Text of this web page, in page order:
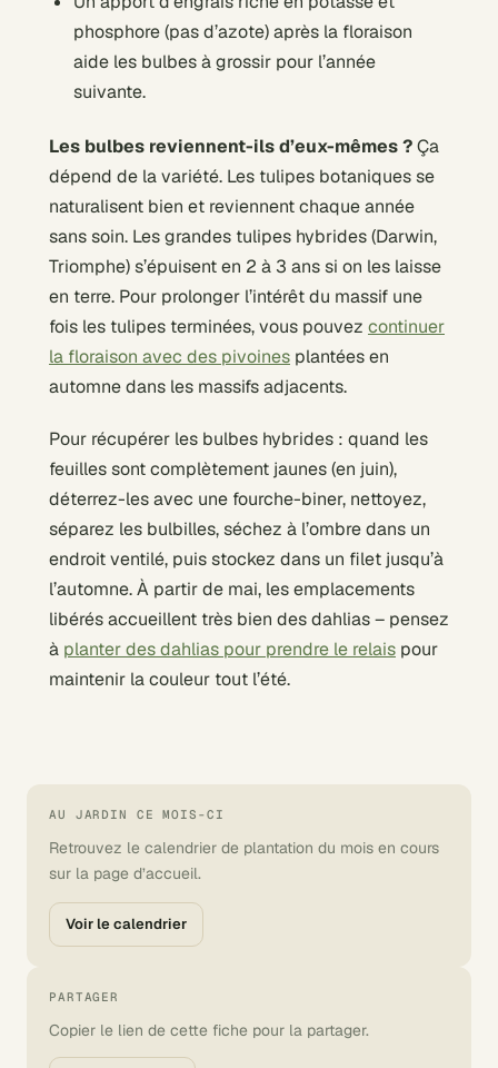
phosphore (pas d’azote) après la floraison
aide les bulbes à grossir pour l’année
suivante.
Les bulbes reviennent-ils d’eux-mêmes ?Ça
dépend de la variété. Les tulipes botaniques se
naturalisent bien et reviennent chaque année
sans soin. Les grandes tulipes hybrides (Darwin,
Triomphe) s’épuisent en 2 à 3 ans si on les laisse
en terre. Pour prolonger l’intérêt du massif une
fois les tulipes terminées, vous pouvez continuer
la floraison avec des pivoines plantées en
automne dans les massifs adjacents.
Pour récupérer les bulbes hybrides : quand les
feuilles sont complètement jaunes (en juin),
déterrez-les avec une fourche-biner, nettoyez,
séparez les bulbilles, séchez à l’ombre dans un
endroit ventilé, puis stockez dans un filet jusqu’à
l’automne. À partir de mai, les emplacements
libérés accueillent très bien des dahlias – pensez
à planter des dahlias pour prendre le relais pour
maintenir la couleur tout l’été.
AU JARDIN CE MOIS-CI
Retrouvez le calendrier de plantation du mois en cours
sur la page d’accueil.
Voir le calendrier
PARTAGER
Copier le lien de cette fiche pour la partager.